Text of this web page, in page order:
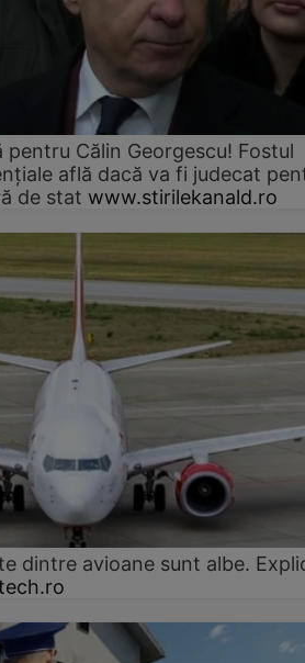
pentru Călin Georgescu! Fostul
află dacă va fi judecat
de stat www.stirilekanald.ro
dintre avioane sunt albe.